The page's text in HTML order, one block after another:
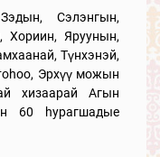
Сэлэнгын,
Хориин, Яруунын,
Түнхэнэй,
Эрхүү можын
хизаарай Агын
60 hурагшадые